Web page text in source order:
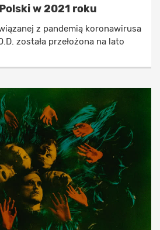
w 2021 roku
z pandemią koronawirusa
została przełożona na lato